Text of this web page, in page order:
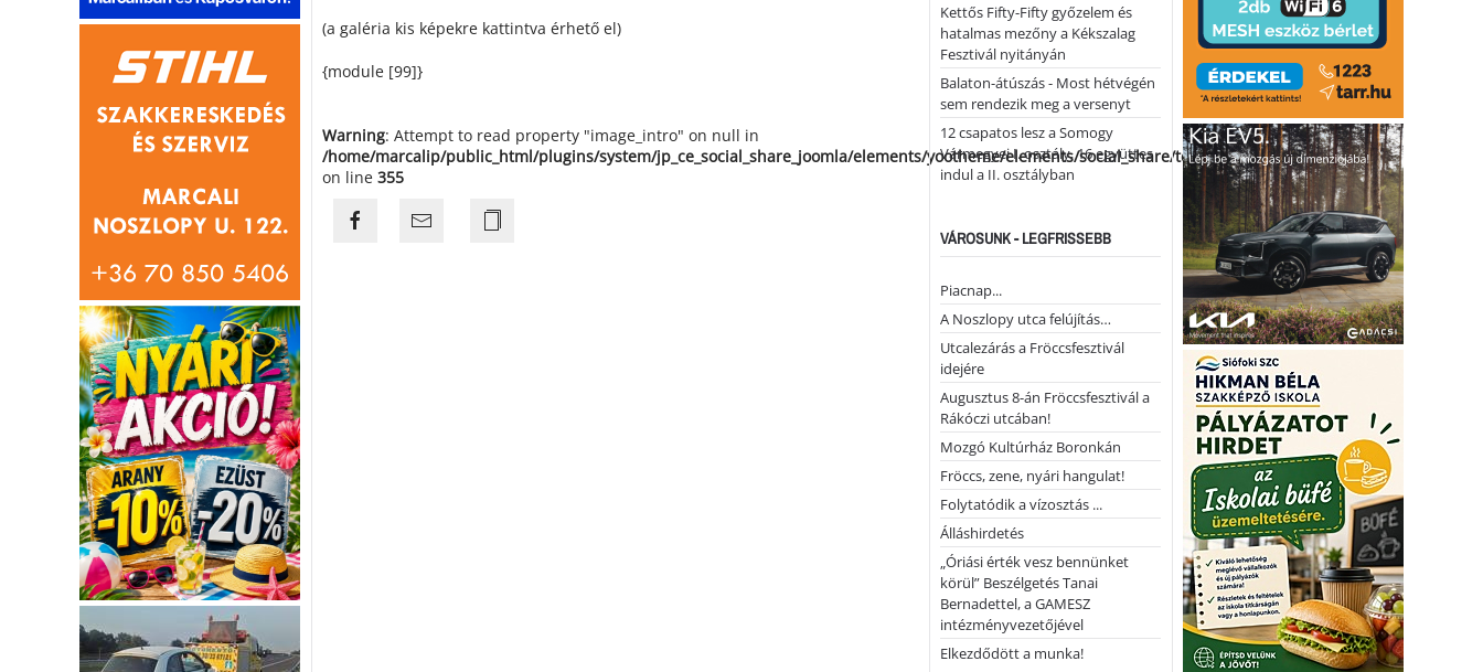
(a galéria kis képekre kattintva érhető el)
{module [99]}
Warning: Attempt to read property "image_intro" on null in
/home/marcalip/public_html/plugins/system/jp_ce_social_share_joomla/elements/yootheme/elements/social_share/templates/template.php
on line 355
Kettős Fifty-Fifty győzelem és
hatalmas mezőny a Kékszalag
Fesztivál nyitányán
Balaton-átúszás - Most hétvégén
sem rendezik meg a versenyt
12 csapatos lesz a Somogy
Vármegyei I. osztály, 16 együttes
indul a II. osztályban
VÁROSUNK - LEGFRISSEBB
Piacnap...
A Noszlopy utca felújítás…
Utcalezárás a Fröccsfesztivál
idejére
Augusztus 8-án Fröccsfesztivál a
Rákóczi utcában!
Mozgó Kultúrház Boronkán
Fröccs, zene, nyári hangulat!
Folytatódik a vízosztás ...
Álláshirdetés
„Óriási érték vesz bennünket
körül” Beszélgetés Tanai
Bernadettel, a GAMESZ
intézményvezetőjével
Elkezdődött a munka!